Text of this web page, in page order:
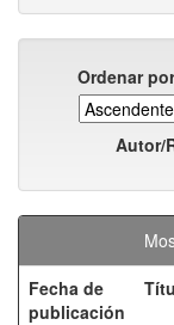
Ordenar
Autor/
Fecha de
publicación